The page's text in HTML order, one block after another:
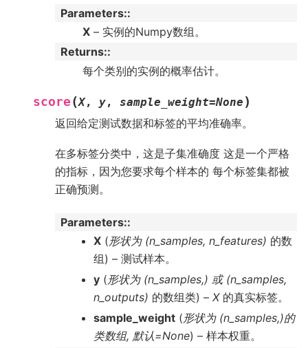
Parameters:
X – 实例的Numpy数组。
Returns:
每个类别的实例的概率估计。
score (X, y, sample_weight=None )
返回给定测试数据和标签的平均准确率。
在多标签分类中，这是子集准确度 这是一个严格
的指标，因为您要求每个样本的 每个标签集都被
正确预测。
Parameters:
X (形状为(n_samples, n_features) 的数
组) – 测试样本。
y (形状为(n_samples,) 或 (n_samples,
n_outputs) 的数组类) – X的真实标签。
sample_weight (形状为(n_samples,)的
类数组, 默认=None) – 样本权重。